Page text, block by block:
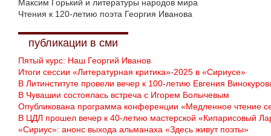
Максим Горький и литературы народов мира
Чтения к 120-летию поэта Георгия Иванова
публикации в сми
Пятый курс: Наш Георгий Иванов
Итоги сессии «Литературная критика»-2025 в «Сириусе»
В Литинституте провели вечер к 100-летию Евгения
В Чувашии состоялась встреча с Игорем Болычевым
Опубликована программа конференции «Медленное чтение
В ЦДЛ прошел вечер к 40-летию мастерской «Кипарисовый
«Сириус»: анонс выхода альманаха «Здесь живут поэты»